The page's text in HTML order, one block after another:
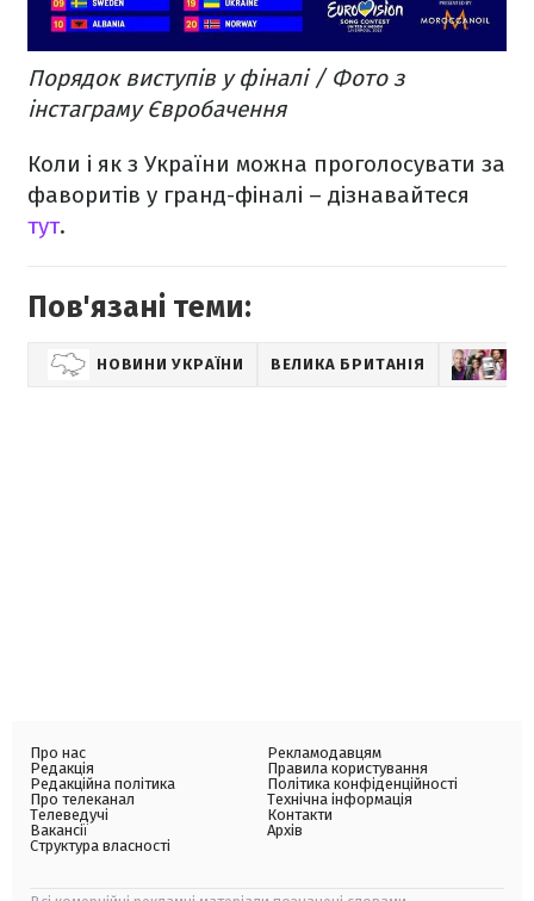
Порядок виступів у фіналі / Фото з
інстаграму Євробачення
Коли і як з України можна проголосувати за
фаворитів у гранд-фіналі – дізнавайтеся
тут.
Пов'язані теми:
НОВИНИ УКРАЇНИ ВЕЛИКА БРИТАНІЯ
Про нас
Редакція
Редакційна політика
Про телеканал
Телеведучі
Вакансії
Структура власності
Рекламодавцям
Правила користування
Політика конфіденційності
Технічна інформація
Контакти
Архів